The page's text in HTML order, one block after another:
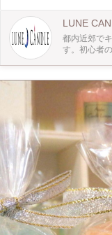
LUNE
都内近郊で
す。初心者